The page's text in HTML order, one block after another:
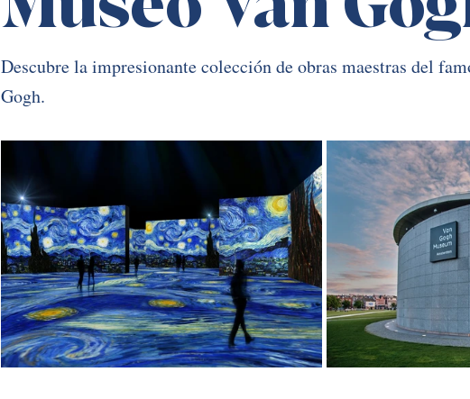
Descubre la impresionante colección de obras maestras del
Gogh.